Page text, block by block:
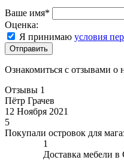
Ваше имя*
Оценка:
Я принимаю условия
Отправить
Ознакомиться с отзывами
Отзывы 1
Пётр Грачев
12 Ноября 2021
5
Покупали островок для
1
Доставка мебели в